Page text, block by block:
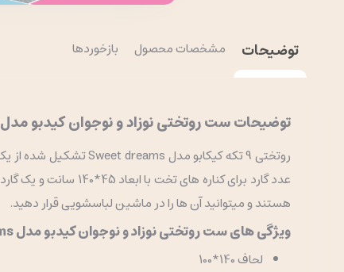
توضیحات مشخصات محصول بازخوردها
توضیحات ست روتختی نوزاد و نوجوان کیدبو مدل Sweet dreams
هستند و میتوانید آن ها را در ماشین لباسشویی قرار دهید.
ویژگی های ست روتختی نوزاد و نوجوان کیدبو مدل Sweet dreams
لحاف 140*100